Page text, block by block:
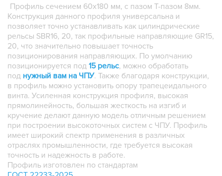
ПЛАСТИКОВЫЕ КОРОБКИ
Профиль сечением 60х180 мм, с пазом Т-пазом 8мм.
Конструкция данного профиля универсальна и
позволяет точно устанавливать как цилиндрические
рельсы SBR16, 20, так профильные направляющие GR15,
20, что значительно повышает точность
позиционирования направляющих. По умолчанию
позиционируется под 15 рельс, можно обработать
под нужный вам на ЧПУ. Также благодаря конструкции,
в профиль можно установить опору трапецеидального
винта. Усиленная конструкция профиля, высокая
прямолинейность, большая жесткость на изгиб и
кручение делают данную модель отличным решением
при построении высокоточных систем с ЧПУ. Профиль
имеет широкий спектр применения в различных
отраслях промышленности, где требуется высокая
точность и надежность в работе.
Профиль изготовлен по стандартам